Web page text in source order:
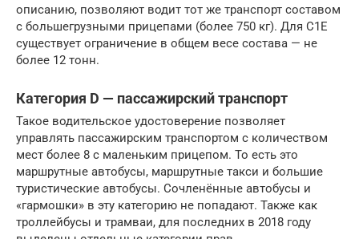
описанию, позволяют водит тот же транспорт составом
с большегрузными прицепами (более 750 кг). Для С1Е
существует ограничение в общем весе состава — не
более 12 тонн.
Категория D — пассажирский транспорт
Такое водительское удостоверение позволяет
управлять пассажирским транспортом с количеством
мест более 8 с маленьким прицепом. То есть это
маршрутные автобусы, маршрутные такси и большие
туристические автобусы. Сочленённые автобусы и
«гармошки» в эту категорию не попадают. Также как
троллейбусы и трамваи, для последних в 2018 году